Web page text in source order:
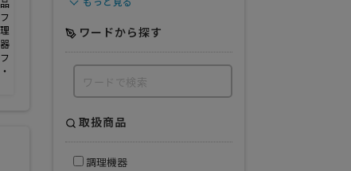
レンタル
ィスセキュリティ
機器
・家具
ィス用品
・・・
ワードから探す
取扱商品
調理機器